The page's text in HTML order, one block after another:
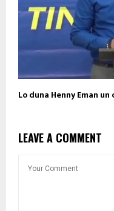
Lo duna Henny Eman
LEAVE A COMMENT